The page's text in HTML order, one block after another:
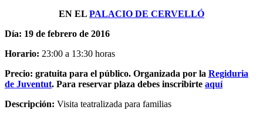
EN EL PALACIO DE CERVELLÓ
Día: 19 de febrero de 2016
Horario: 23:00 a 13:30 horas
Precio: gratuita para el público. Organizada por la Regiduria
de Juventut. Para reservar plaza debes inscribirte aquí
Descripción: Visita teatralizada para familias